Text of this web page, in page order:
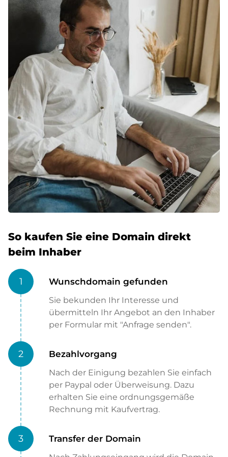
So kaufen Sie eine Domain direkt
beim Inhaber
1 Wunschdomain gefunden
Sie bekunden Ihr Interesse und
übermitteln Ihr Angebot an den Inhaber
per Formular mit "Anfrage senden".
2 Bezahlvorgang
Nach der Einigung bezahlen Sie einfach
per Paypal oder Überweisung. Dazu
erhalten Sie eine ordnungsgemäße
Rechnung mit Kaufvertrag.
3 Transfer der Domain